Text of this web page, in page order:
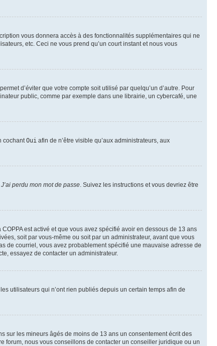
vous donnera accès à des fonctionnalités supplémentaires qui ne
etc. Ceci ne vous prend qu’un court instant et nous vous
d’éviter que votre compte soit utilisé par quelqu’un d’autre. Pour
public, comme par exemple dans une librairie, un cybercafé, une
cochantOui afin de n’être visible qu’aux administrateurs, aux
J’ai perdu mon mot de passe. Suivez les instructions et vous devriez être
est activé et que vous avez spécifié avoir en dessous de 13 ans
soit par vous-même ou soit par un administrateur, avant que vous
de courriel, vous avez probablement spécifié une mauvaise adresse de
essayez de contacter un administrateur.
utilisateurs qui n’ont rien publiés depuis un certain temps afin de
sur les mineurs âgés de moins de 13 ans un consentement écrit des
forum, nous vous conseillons de contacter un conseiller juridique ou un